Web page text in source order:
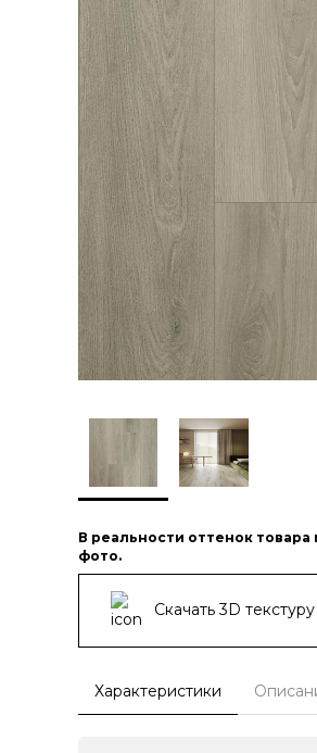
В реальности оттенок
фото.
Скачать 3D текстуру
Характеристики